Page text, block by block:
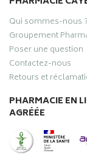
Qui sommes-nous ?
Groupement
Poser une question
Contactez-nous
Retours et
PHARMACIE EN
AGRÉÉE